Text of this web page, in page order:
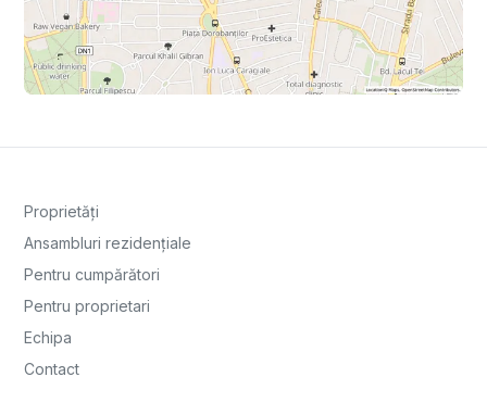
Proprietăți
Ansambluri rezidențiale
Pentru cumpărători
Pentru proprietari
Echipa
Contact